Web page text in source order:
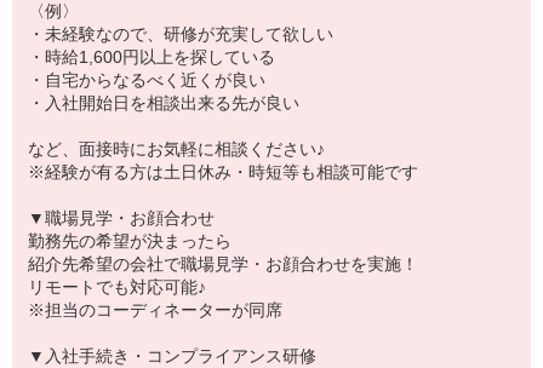
〈例〉
・未経験なので、研修が充実して欲しい
・時給1,600円以上を探している
・自宅からなるべく近くが良い
・入社開始日を相談出来る先が良い
など、面接時にお気軽に相談ください♪
※経験が有る方は土日休み・時短等も相談可能です
▼職場見学・お顔合わせ
勤務先の希望が決まったら
紹介先希望の会社で職場見学・お顔合わせを実施！
リモートでも対応可能♪
※担当のコーディネーターが同席
▼入社手続き・コンプライアンス研修